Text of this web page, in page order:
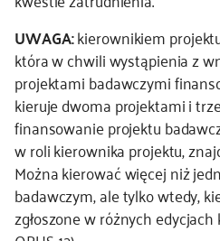
UWAGA:kierownikiem
która w chwili wystąpienia z
projektami badawczymi
kieruje dwoma projektami i
finansowanie projektu
w roli kierownika projektu,
Można kierować więcej niż
badawczym, ale tylko wtedy,
zgłoszone w różnych edycjach